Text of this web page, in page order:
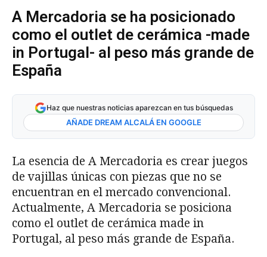
A Mercadoria se ha posicionado
como el outlet de cerámica -made
in Portugal- al peso más grande de
España
Haz que nuestras noticias aparezcan en tus búsquedas
AÑADE DREAM ALCALÁ EN GOOGLE
La esencia de A Mercadoria es crear juegos
de vajillas únicas con piezas que no se
encuentran en el mercado convencional.
Actualmente, A Mercadoria se posiciona
como el outlet de cerámica made in
Portugal, al peso más grande de España.